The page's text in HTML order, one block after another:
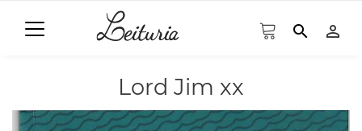
search person_outline
Lord Jim xx